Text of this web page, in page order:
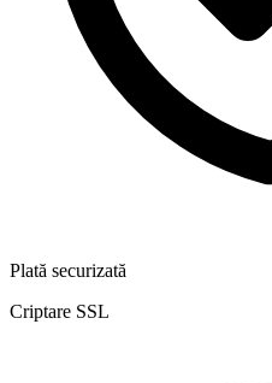
Plată securizată
Criptare SSL